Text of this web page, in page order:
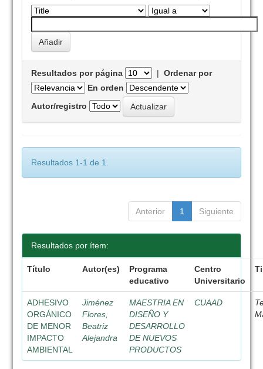
Resultados por página |Ordenar por
En orden
Autor/registro
Resultados 1-1 de 1.
Anterior 1 Siguiente
Resultados por ítem:
Título Autor(es)
Programa
educativo
Centro
Universitario
ADHESIVO
ORGÁNICO
DE MENOR
IMPACTO
AMBIENTAL
Jiménez
Flores,
Beatriz
Alejandra
MAESTRIA EN
DISEÑO Y
DESARROLLO
DE NUEVOS
PRODUCTOS
CUAAD